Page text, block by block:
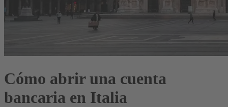
Cómo abrir una cuenta
bancaria en Italia